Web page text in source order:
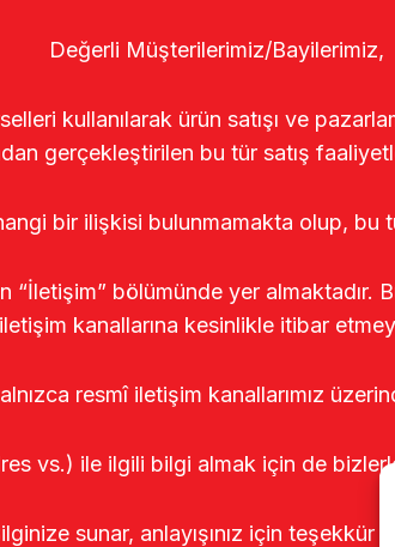
Değerli Müşterilerimiz/Bayilerimiz,
kullanılarak ürün satışı ve
gerçekleştirilen bu tür satış
bir ilişkisi bulunmamakta olup, bu
bölümünde yer almaktadır.
iletişim kanallarına kesinlikle itibar
resmî iletişim kanallarımız
vs.) ile ilgili bilgi almak için de
sunar, anlayışınız için teşekkür